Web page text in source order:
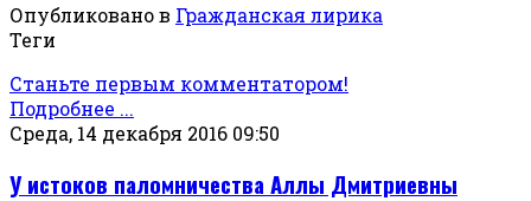
Опубликовано в Гражданская лирика
Теги
Станьте первым комментатором!
Подробнее ...
Среда, 14 декабря 2016 09:50
У истоков паломничества Аллы Дмитриевны